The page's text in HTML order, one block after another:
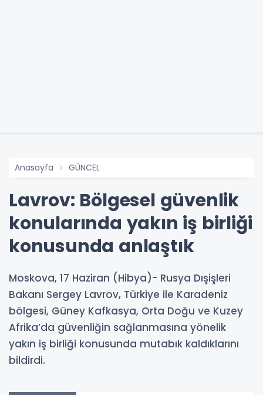
Anasayfa GÜNCEL
Lavrov: Bölgesel güvenlik
konularında yakın iş birliği
konusunda anlaştık
Moskova, 17 Haziran (Hibya)- Rusya Dışişleri
Bakanı Sergey Lavrov, Türkiye ile Karadeniz
bölgesi, Güney Kafkasya, Orta Doğu ve Kuzey
Afrika’da güvenliğin sağlanmasına yönelik
yakın iş birliği konusunda mutabık kaldıklarını
bildirdi.